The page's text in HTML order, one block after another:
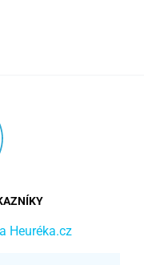
Heuréka.cz